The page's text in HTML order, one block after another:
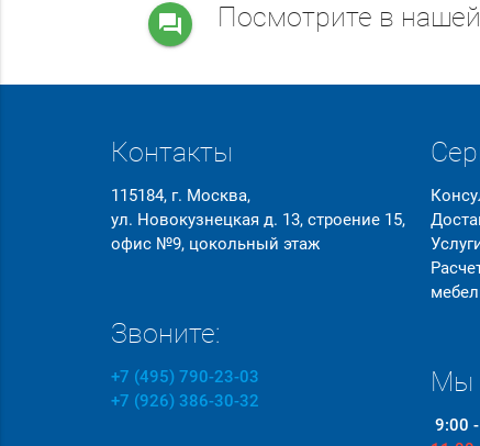
question_answer Посмотрите в нашей
Контакты
115184, г. Москва,
ул. Новокузнецкая д. 13, строение 15,
офис №9, цокольный этаж
Звоните:
+7 (495) 790-23-03
+7 (926) 386-30-32
Мы
9:00